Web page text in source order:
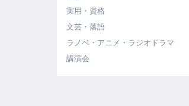
実用・資格
文芸・落語
ラノベ・アニメ・ラジオドラマ
講演会